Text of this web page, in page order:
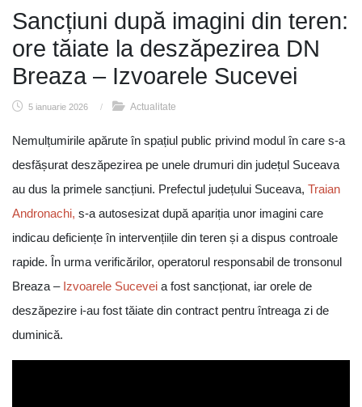
Sancțiuni după imagini din teren:
ore tăiate la deszăpezirea DN
Breaza – Izvoarele Sucevei
5 ianuarie 2026 / Actualitate
Nemulțumirile apărute în spațiul public privind modul în care s-a
desfășurat deszăpezirea pe unele drumuri din județul Suceava
au dus la primele sancțiuni. Prefectul județului Suceava, Traian
Andronachi, s-a autosesizat după apariția unor imagini care
indicau deficiențe în intervențiile din teren și a dispus controale
rapide. În urma verificărilor, operatorul responsabil de tronsonul
Breaza – Izvoarele Sucevei a fost sancționat, iar orele de
deszăpezire i-au fost tăiate din contract pentru întreaga zi de
duminică.